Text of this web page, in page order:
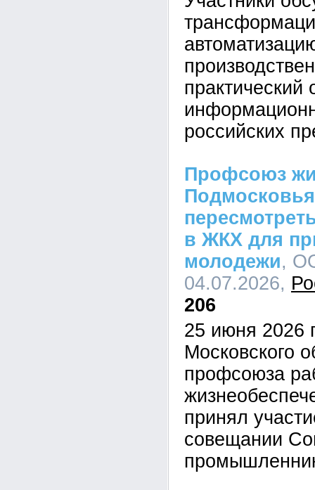
практический
российских
Профсоюз
в ЖКХ для
молодежи,
04.07.2026,
206
25 июня 2026
Московского
профсоюза
принял
совещании